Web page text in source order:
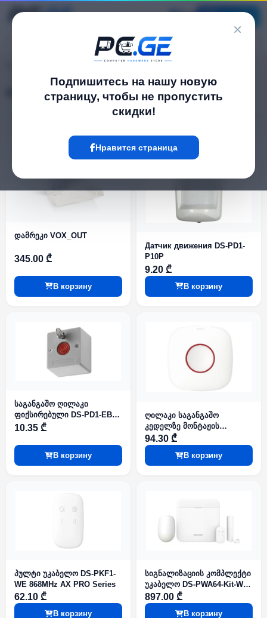
×
Подпишитесь на нашу новую
страницу, чтобы не пропустить
скидки!
Нравится страница
Охранная сигнализация
14 Товар
დამრეკი VOX_OUT
345.00 ₾
В корзину
Датчик движения DS-PD1-
P10P
9.20 ₾
В корзину
საგანგაშო ღილაკი
ფიქსირებული DS-PD1-EB
Panic Button (PB-45)
10.35 ₾
В корзину
ღილაკი საგანგაშო
კედელზე მონტაჟის
(1ღილაკიანი) უკაბელო DS-
PDEB1-EG2-WE 868MHz AX
PRO Series
94.30 ₾
В корзину
პულტი უკაბელო DS-PKF1-
WE 868MHz AX PRO Series
62.10 ₾
В корзину
სიგნალიზაციის კომპლექტი
უკაბელო DS-PWA64-Kit-WE
868MHz AX PRO Series
897.00 ₾
В корзину